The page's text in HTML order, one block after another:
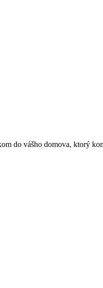
do vášho domova, ktorý